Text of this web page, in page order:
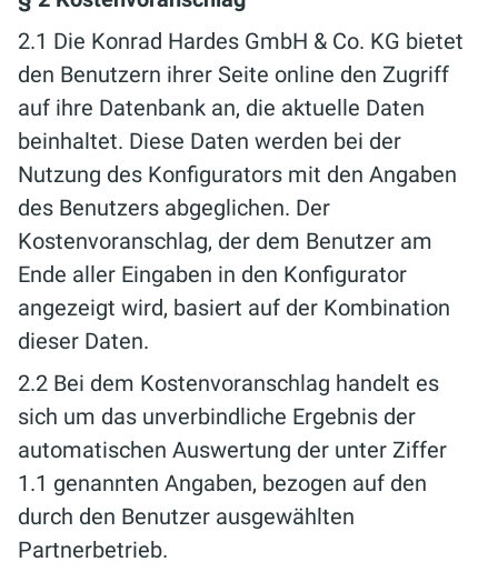
2.1 Die Konrad Hardes GmbH & Co. KG bietet
den Benutzern ihrer Seite online den Zugriff
auf ihre Datenbank an, die aktuelle Daten
beinhaltet. Diese Daten werden bei der
Nutzung des Konfigurators mit den Angaben
des Benutzers abgeglichen. Der
Kostenvoranschlag, der dem Benutzer am
Ende aller Eingaben in den Konfigurator
angezeigt wird, basiert auf der Kombination
dieser Daten.
2.2 Bei dem Kostenvoranschlag handelt es
sich um das unverbindliche Ergebnis der
automatischen Auswertung der unter Ziffer
1.1 genannten Angaben, bezogen auf den
durch den Benutzer ausgewählten
Partnerbetrieb.